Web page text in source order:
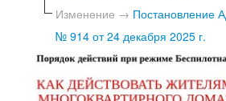
Изменение → Постановление
№ 914 от 24 декабря 2025 г.